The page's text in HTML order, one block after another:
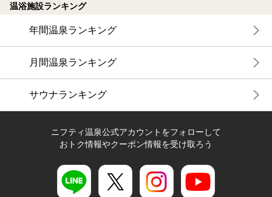
温浴施設ランキング
年間温泉ランキング
月間温泉ランキング
サウナランキング
ニフティ温泉公式アカウントをフォローして
おトク情報やクーポン情報を受け取ろう